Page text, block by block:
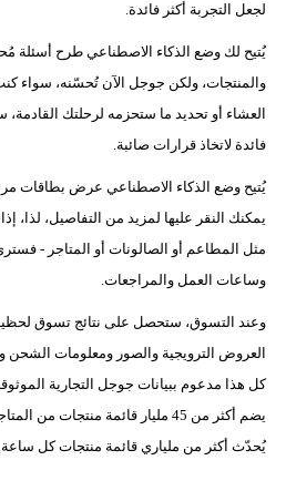
لجعل التجربة أكثر فائدة.
يُتيح لك وضع الذكاء الاصطناعي طرح أسئلة
والمنتجات، ولكن جوجل الآن تُحسّنه، سواء
العشاء أو تحديد ما ستحزمه لرحلتك
فائدة لاتخاذ قرارات صائبة.
يُتيح وضع الذكاء الاصطناعي عرض بطاقات
يمكنك النقر عليها لمزيد من التفاصيل، لذا،
مثل المطاعم أو الصالونات أو المتاجر -
وساعات العمل والمراجعات.
وعند التسوق، ستحصل على نتائج تسوق
العروض الترويجية والصور ومعلومات الشحن
كل هذا مدعوم ببيانات جوجل التجارية
يضم أكثر من 45 مليار قائمة منتجات
يُحدّث أكثر من ملياري قائمة منتجات كل ساعة.